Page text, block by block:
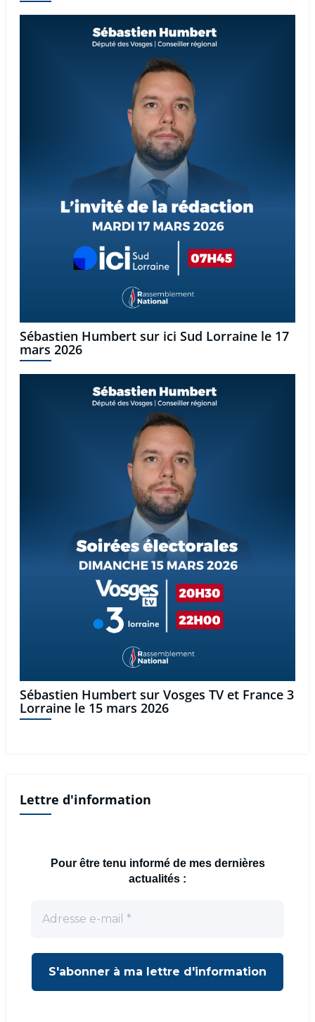
Sébastien Humbert sur ici Sud Lorraine le 17
mars 2026
Sébastien Humbert sur Vosges TV et France 3
Lorraine le 15 mars 2026
Lettre d'information
Pour être tenu informé de mes dernières
actualités :